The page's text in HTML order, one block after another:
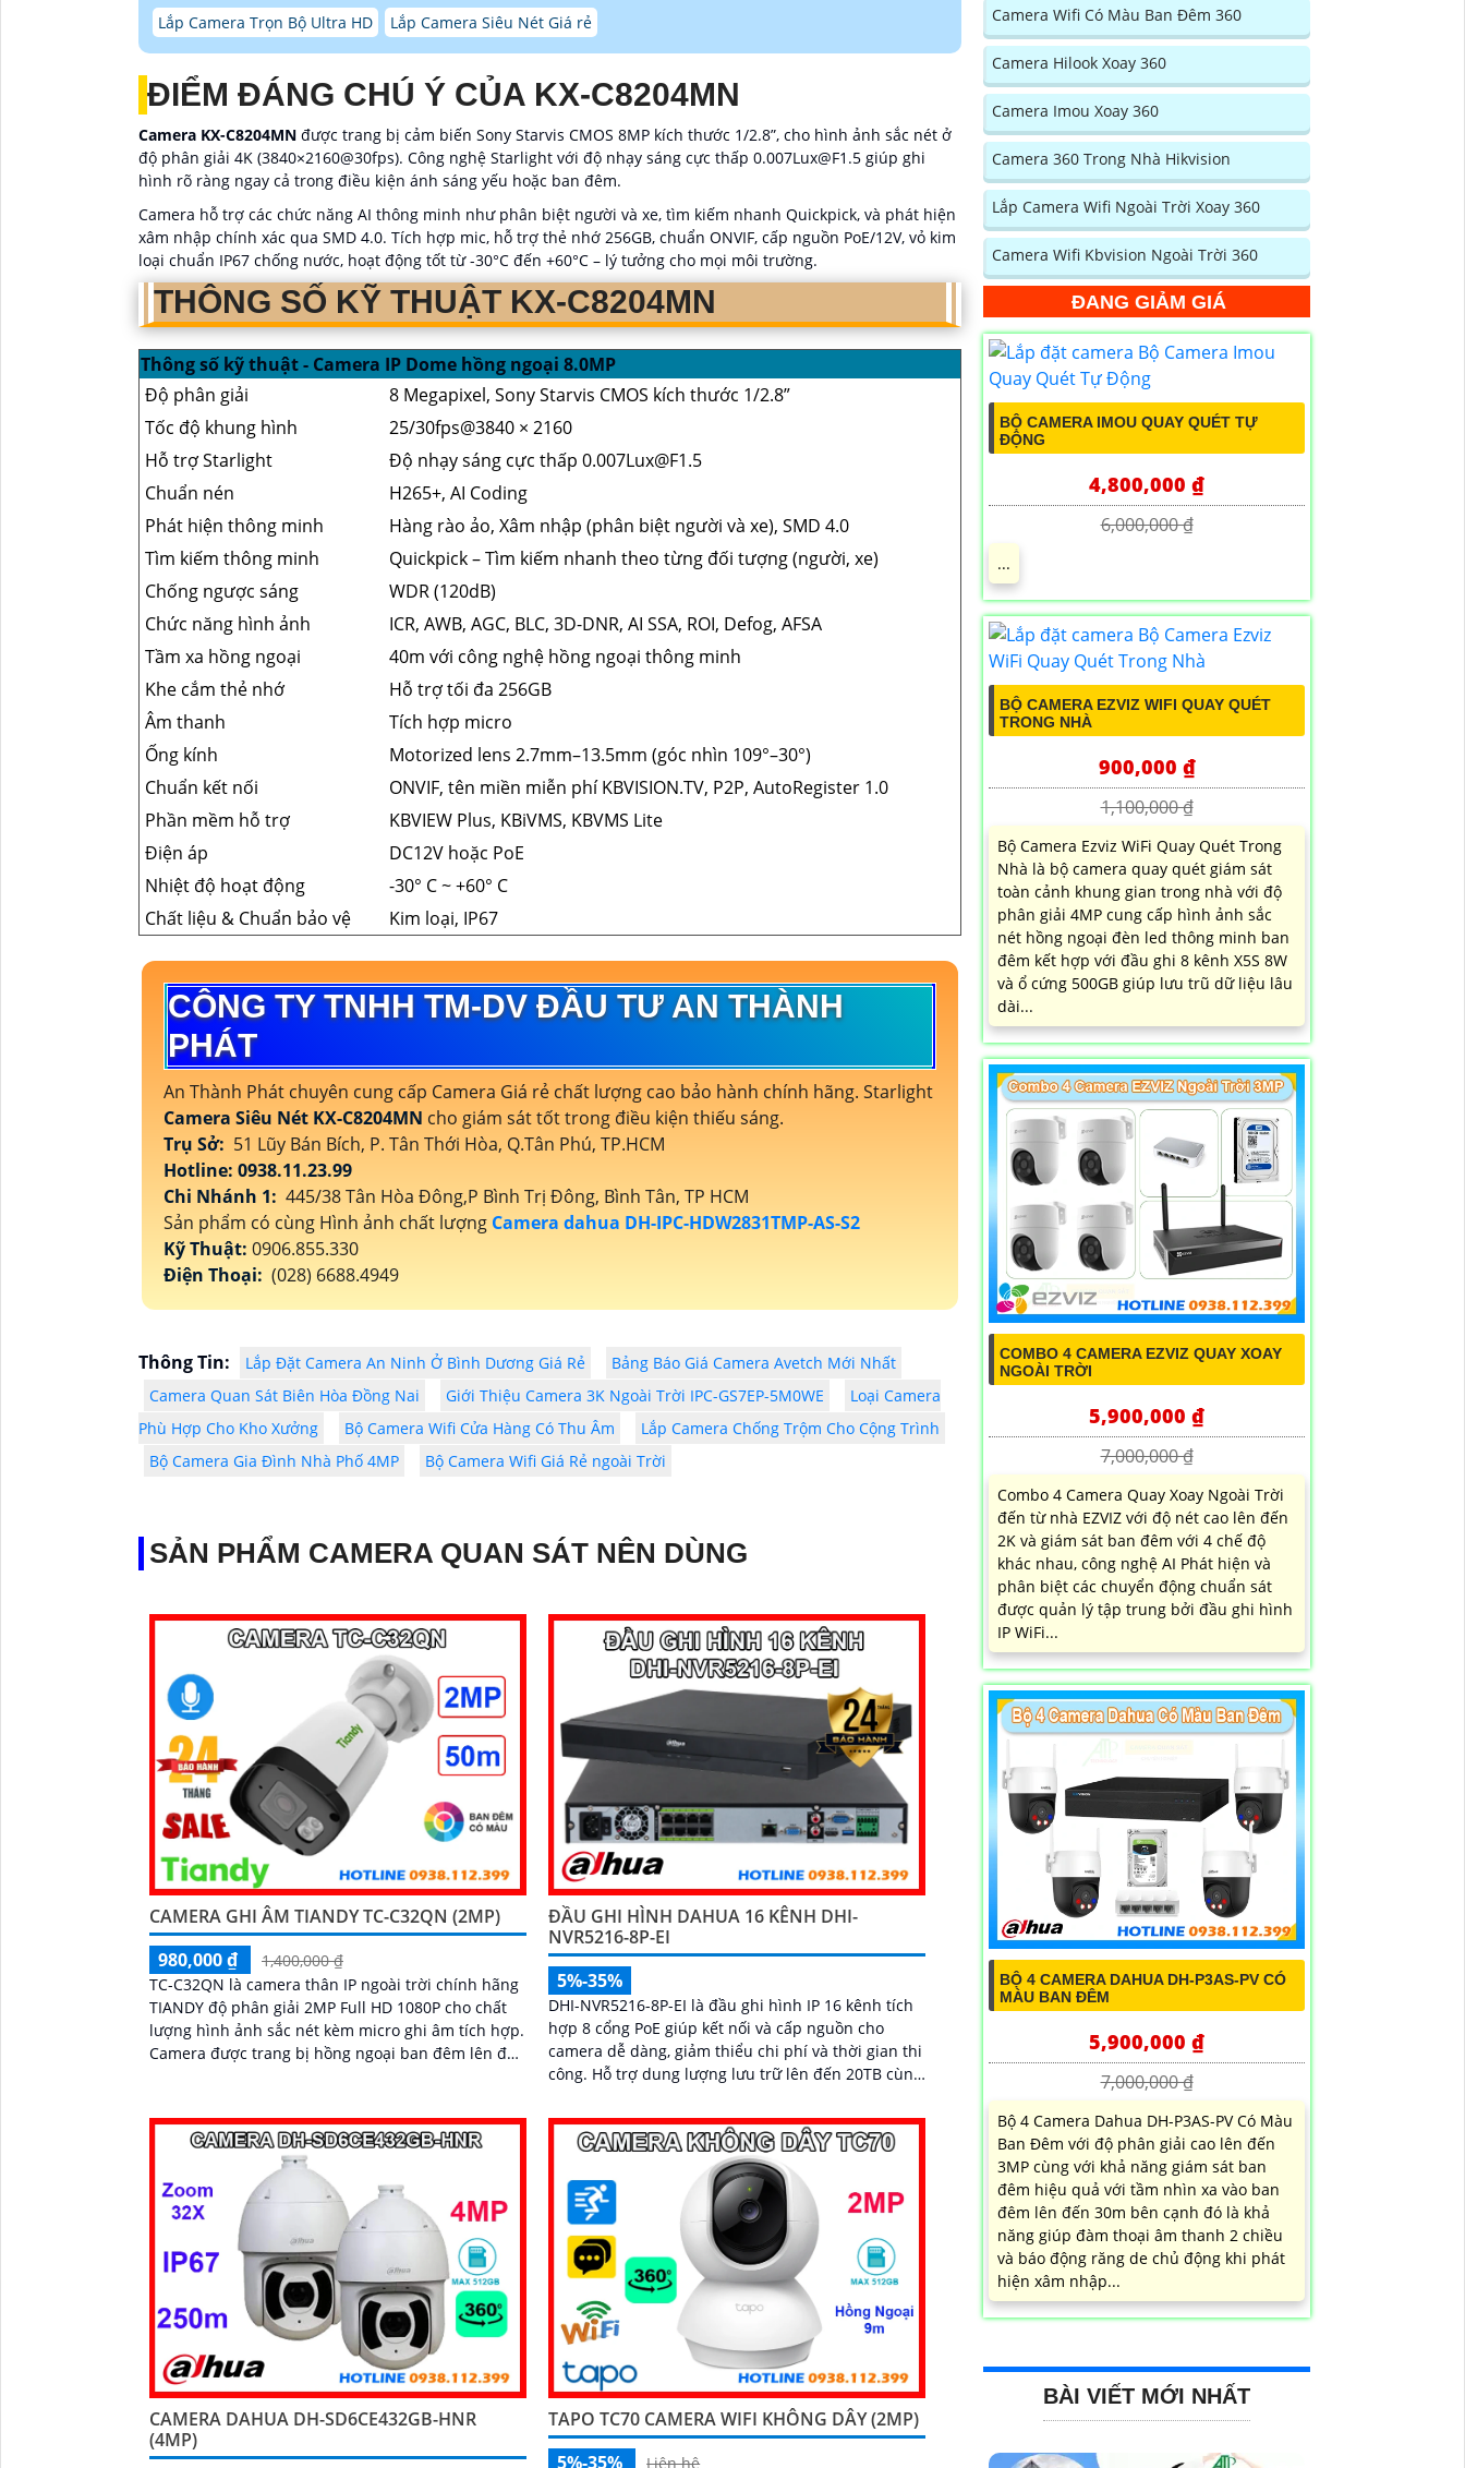
Lắp Camera Trọn Bộ Ultra HD
Lắp Camera Siêu Nét Giá rẻ
ĐIỂM ĐÁNG CHÚ Ý CỦA KX-C8204MN
Camera KX-C8204MN được trang bị cảm biến Sony Starvis CMOS 8MP kích thước 1/2.8”, cho hình ảnh sắc nét ở
độ phân giải 4K (3840×2160@30fps). Công nghệ Starlight với độ nhạy sáng cực thấp 0.007Lux@F1.5 giúp ghi
hình rõ ràng ngay cả trong điều kiện ánh sáng yếu hoặc ban đêm.
Camera hỗ trợ các chức năng AI thông minh như phân biệt người và xe, tìm kiếm nhanh Quickpick, và phát hiện
xâm nhập chính xác qua SMD 4.0. Tích hợp mic, hỗ trợ thẻ nhớ 256GB, chuẩn ONVIF, cấp nguồn PoE/12V, vỏ kim
loại chuẩn IP67 chống nước, hoạt động tốt từ -30°C đến +60°C – lý tưởng cho mọi môi trường.
THÔNG SỐ KỸ THUẬT KX-C8204MN
Thông số kỹ thuật - Camera IP Dome hồng ngoại 8.0MP
Độ phân giải
8 Megapixel, Sony Starvis CMOS kích thước 1/2.8”
Tốc độ khung hình
25/30fps@3840 × 2160
Hỗ trợ Starlight
Độ nhạy sáng cực thấp 0.007Lux@F1.5
Chuẩn nén
H265+, AI Coding
Phát hiện thông minh
Hàng rào ảo, Xâm nhập (phân biệt người và xe), SMD 4.0
Tìm kiếm thông minh
Quickpick – Tìm kiếm nhanh theo từng đối tượng (người, xe)
Chống ngược sáng
WDR (120dB)
Chức năng hình ảnh
ICR, AWB, AGC, BLC, 3D-DNR, AI SSA, ROI, Defog, AFSA
Tầm xa hồng ngoại
40m với công nghệ hồng ngoại thông minh
Khe cắm thẻ nhớ
Hỗ trợ tối đa 256GB
Âm thanh
Tích hợp micro
Ống kính
Motorized lens 2.7mm–13.5mm (góc nhìn 109°–30°)
Chuẩn kết nối
ONVIF, tên miền miễn phí KBVISION.TV, P2P, AutoRegister 1.0
Phần mềm hỗ trợ
KBVIEW Plus, KBiVMS, KBVMS Lite
Điện áp
DC12V hoặc PoE
Nhiệt độ hoạt động
-30° C ~ +60° C
Chất liệu & Chuẩn bảo vệ
Kim loại, IP67
CÔNG TY TNHH TM-DV ĐẦU TƯ AN THÀNH
PHÁT
An Thành Phát chuyên cung cấp Camera Giá rẻ chất lượng cao bảo hành chính hãng. Starlight
Camera Siêu Nét KX-C8204MN cho giám sát tốt trong điều kiện thiếu sáng.
Trụ Sở: 51 Lũy Bán Bích, P. Tân Thới Hòa, Q.Tân Phú, TP.HCM
Hotline: 0938.11.23.99
Chi Nhánh 1: 445/38 Tân Hòa Đông,P Bình Trị Đông, Bình Tân, TP HCM
Sản phẩm có cùng Hình ảnh chất lượng Camera dahua DH-IPC-HDW2831TMP-AS-S2
Kỹ Thuật: 0906.855.330
Điện Thoại: (028) 6688.4949
Thông Tin: Lắp Đặt Camera An Ninh Ở Bình Dương Giá Rẻ
Bảng Báo Giá Camera Avetch Mới Nhất
Camera Quan Sát Biên Hòa Đồng Nai
Giới Thiệu Camera 3K Ngoài Trời IPC-GS7EP-5M0WE
Loại Camera
Phù Hợp Cho Kho Xưởng
Bộ Camera Wifi Cửa Hàng Có Thu Âm
Lắp Camera Chống Trộm Cho Cộng Trình
Bộ Camera Gia Đình Nhà Phố 4MP
Bộ Camera Wifi Giá Rẻ ngoài Trời
SẢN PHẨM CAMERA QUAN SÁT NÊN DÙNG
CAMERA GHI ÂM TIANDY TC-C32QN (2MP)
980,000 ₫
1,400,000 ₫
TC-C32QN là camera thân IP ngoài trời chính hãng
TIANDY độ phân giải 2MP Full HD 1080P cho chất
lượng hình ảnh sắc nét kèm micro ghi âm tích hợp.
Camera được trang bị hồng ngoại ban đêm lên đến
khoảng cách 15m...
ĐẦU GHI HÌNH DAHUA 16 KÊNH DHI-
NVR5216-8P-EI
5%-35%
DHI-NVR5216-8P-EI là đầu ghi hình IP 16 kênh tích
hợp 8 cổng PoE giúp kết nối và cấp nguồn cho
camera dễ dàng, giảm thiểu chi phí và thời gian thi
công. Hỗ trợ dung lượng lưu trữ lên đến 20TB cùng
ghi mang đến chất lượng hình ảnh siêu nét và khả
năng lưu trữ vượt trội hiệu suất mạnh mẽ, tính
năng linh hoạt và mức giá cạnh tranh...
CAMERA DAHUA DH-SD6CE432GB-HNR
(4MP)
TAPO TC70 CAMERA WIFI KHÔNG DÂY (2MP)
5%-35%
Liên hệ
Camera Wifi Có Màu Ban Đêm 360
Camera Hilook Xoay 360
Camera Imou Xoay 360
Camera 360 Trong Nhà Hikvision
Lắp Camera Wifi Ngoài Trời Xoay 360
Camera Wifi Kbvision Ngoài Trời 360
ĐANG GIẢM GIÁ
BỘ CAMERA IMOU QUAY QUÉT TỰ
ĐỘNG
4,800,000 ₫
6,000,000 ₫
...
BỘ CAMERA EZVIZ WIFI QUAY QUÉT
TRONG NHÀ
900,000 ₫
1,100,000 ₫
Bộ Camera Ezviz WiFi Quay Quét Trong
Nhà là bộ camera quay quét giám sát
toàn cảnh khung gian trong nhà với độ
phân giải 4MP cung cấp hình ảnh sắc
nét hồng ngoại đèn led thông minh ban
đêm kết hợp với đầu ghi 8 kênh X5S 8W
và ổ cứng 500GB giúp lưu trũ dữ liệu lâu
dài...
COMBO 4 CAMERA EZVIZ QUAY XOAY
NGOÀI TRỜI
5,900,000 ₫
7,000,000 ₫
Combo 4 Camera Quay Xoay Ngoài Trời
đến từ nhà EZVIZ với độ nét cao lên đến
2K và giám sát ban đêm với 4 chế độ
khác nhau, công nghệ AI Phát hiện và
phân biệt các chuyển động chuẩn sát
được quản lý tập trung bởi đầu ghi hình
IP WiFi...
BỘ 4 CAMERA DAHUA DH-P3AS-PV CÓ
MÀU BAN ĐÊM
5,900,000 ₫
7,000,000 ₫
Bộ 4 Camera Dahua DH-P3AS-PV Có Màu
Ban Đêm với độ phân giải cao lên đến
3MP cùng với khả năng giám sát ban
đêm hiệu quả với tầm nhìn xa vào ban
đêm lên đến 30m bên cạnh đó là khả
năng giúp đàm thoại âm thanh 2 chiều
và báo động răng de chủ động khi phát
hiện xâm nhập...
BÀI VIẾT MỚI NHẤT